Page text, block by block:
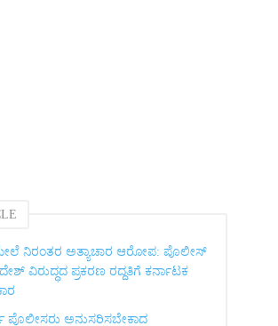
ನಿರಂತರ ಅತ್ಯಾಚಾರ ಆರೋಪ: ಪೊಲೀಸ್
ವಿರುದ್ಧದ ಪ್ರಕರಣ ರದ್ದತಿಗೆ ಕರ್ನಾಟಕ
ಅನುಸರಿಸಬೇಕಾದ